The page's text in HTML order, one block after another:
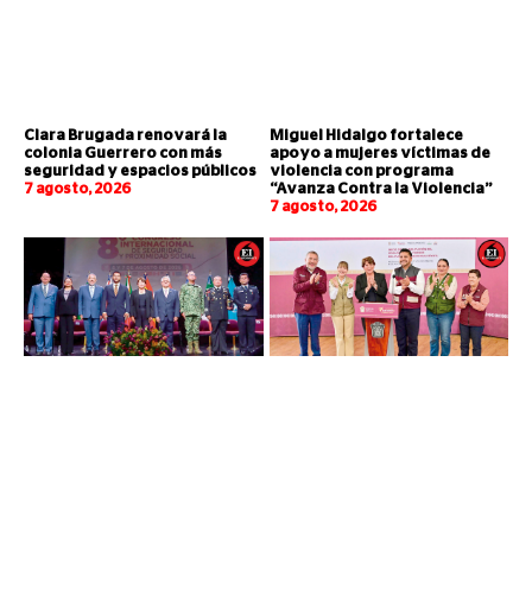
Clara Brugada renovará la
colonia Guerrero con más
seguridad y espacios públicos
7 agosto, 2026
Miguel Hidalgo fortalece
apoyo a mujeres víctimas de
violencia con programa
“Avanza Contra la Violencia”
7 agosto, 2026